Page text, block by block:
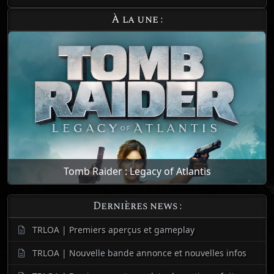
À la une :
Tomb Raider : Legacy of Atlantis
Dernières news :
TRLOA | Premiers aperçus et gameplay
TRLOA | Nouvelle bande annonce et nouvelles infos